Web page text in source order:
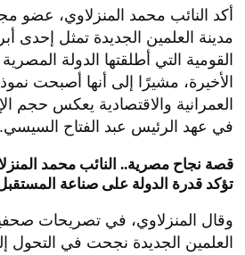
أكد النائب محمد المنزلاوي، عضو
مدينة العلمين الجديدة تمثل إحدى
القومية التي أطلقتها الدولة
الأخيرة، مشيرًا إلى أنها أصبحت
العمرانية والاقتصادية يعكس حجم
في عهد الرئيس عبد الفتاح السيسي.
قصة نجاح مصرية.. النائب محمد
تؤكد قدرة الدولة على صناعة
وقال المنزلاوي، في تصريحات
العلمين الجديدة نجحت في